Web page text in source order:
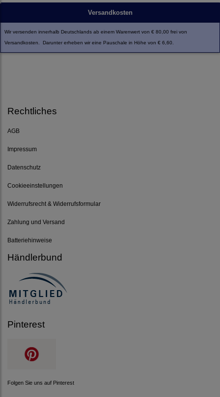
Versandkosten
Wir versenden innerhalb Deutschlands ab einem Warenwert von € 80,00 frei von
Versandkosten. Darunter erheben wir eine Pauschale in Höhe von € 6,60.
Rechtliches
AGB
Impressum
Datenschutz
Cookieeinstellungen
Widerrufsrecht & Widerrufsformular
Zahlung und Versand
Batteriehinweise
Händlerbund
Pinterest
Folgen Sie uns auf Pinterest